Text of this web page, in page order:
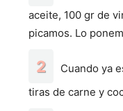
aceite, 100 gr de
picamos. Lo
Cuando ya
tiras de carne y